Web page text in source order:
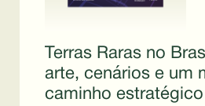
Terras Raras no
arte, cenários e um
caminho